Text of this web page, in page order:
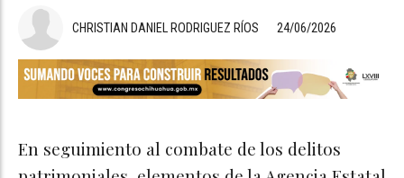
24/06/2026
CHRISTIAN DANIEL RODRIGUEZ RÍOS
En seguimiento al combate de los delitos